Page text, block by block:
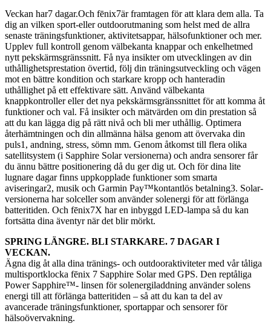
Veckan har7 dagar.Och fēnix7är framtagen för att klara dem alla. Ta
dig an vilken sport-eller outdoorutmaning som helst med de allra
senaste träningsfunktioner, aktivitetsappar, hälsofunktioner och mer.
Upplev full kontroll genom välbekanta knappar och enkelhetmed
nytt pekskärmsgränssnitt. Få nya insikter om utvecklingen av din
uthållighetsprestation övertid, följ din träningsutveckling och vägen
mot en bättre kondition och starkare kropp och hanteradin
uthållighet på ett effektivare sätt. Använd välbekanta
knappkontroller eller det nya pekskärmsgränssnittet för att komma åt
funktioner och val. Få insikter och mätvärden om din prestation så
att du kan lägga dig på rätt nivå och bli mer uthållig. Optimera
återhämtningen och din allmänna hälsa genom att övervaka din
puls1, andning, stress, sömn mm. Genom åtkomst till flera olika
satellitsystem (i Sapphire Solar versionerna) och andra sensorer får
du ännu bättre positionering då du ger dig ut. Och för dina lite
lugnare dagar finns uppkopplade funktioner som smarta
aviseringar2, musik och Garmin Pay™kontantlös betalning3. Solar-
versionerna har solceller som använder solenergi för att förlänga
batteritiden. Och fēnix7X har en inbyggd LED-lampa så du kan
fortsätta dina äventyr när det blir mörkt.
SPRING LÄNGRE. BLI STARKARE. 7 DAGAR I
VECKAN.
Ägna dig åt alla dina tränings- och outdooraktiviteter med vår tåliga
multisportklocka fēnix 7 Sapphire Solar med GPS. Den reptåliga
Power Sapphire™- linsen för solenergiladdning använder solens
energi till att förlänga batteritiden – så att du kan ta del av
avancerade träningsfunktioner, sportappar och sensorer för
hälsoövervakning.